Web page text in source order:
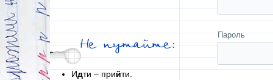
Не путайте:
Идти – прийти.
Пароль